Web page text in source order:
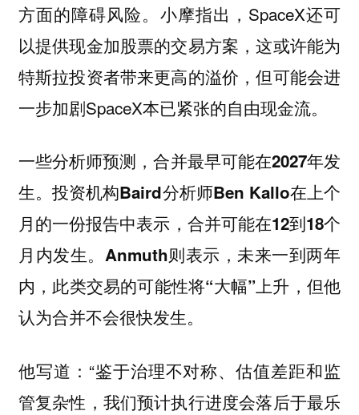
方面的障碍风险。小摩指出，SpaceX还可
以提供现金加股票的交易方案，这或许能为
特斯拉投资者带来更高的溢价，但可能会进
一步加剧SpaceX本已紧张的自由现金流。
一些分析师预测，合并最早可能在2027年发
生。投资机构Baird分析师Ben Kallo在上个
月的一份报告中表示，合并可能在12到18个
月内发生。Anmuth则表示，未来一到两年
内，此类交易的可能性将“大幅”上升，但他
认为合并不会很快发生。
他写道：“鉴于治理不对称、估值差距和监
管复杂性，我们预计执行进度会落后于最乐